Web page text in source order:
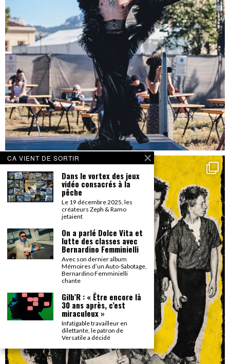
CA VIENT DE SORTIR
Dans le vortex des jeux
vidéo consacrés à la
pêche
Le 19 décembre 2025, les
créateurs Zeph & Ramo
jetaient
On a parlé Dolce Vita et
lutte des classes avec
Bernardino Femminielli
Avec son dernier album
Mémoires d’un Auto-Sabotage,
Bernardino Femminielli
chante
Gilb’R : « Être encore là
30 ans après, c’est
miraculeux »
Infatigable travailleur en
dilettante, le patron de
Versatile a décidé